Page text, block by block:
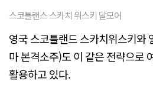
스코틀랜스 스카치 위스키 달모어
영국 스코틀랜드 스카치위스키와
마 본격소주)도 이 같은 전략으로
활용하고 있다.